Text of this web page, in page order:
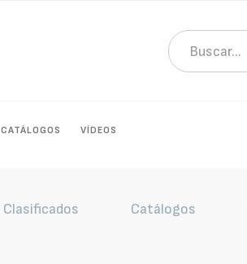
CATÁLOGOS VÍDEOS
Clasificados Catálogos